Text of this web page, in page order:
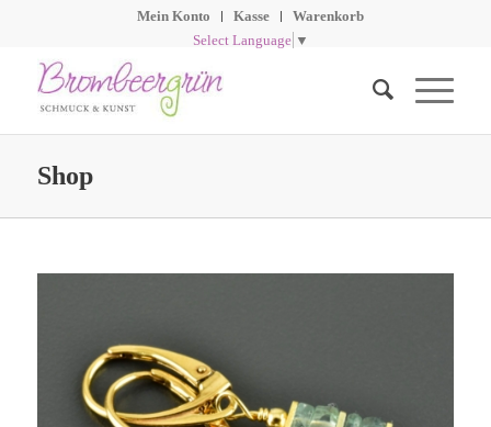
Mein Konto Kasse
Warenkorb
Select Language ▼
Shop